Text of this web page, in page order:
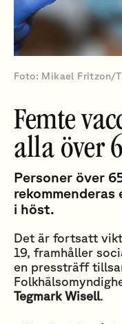
Foto: Mikael Fritzon/
Femte
alla över
Personer över
i höst.
Det är fortsatt
19, framhåller
en pressträff
Tegmark Wisell.